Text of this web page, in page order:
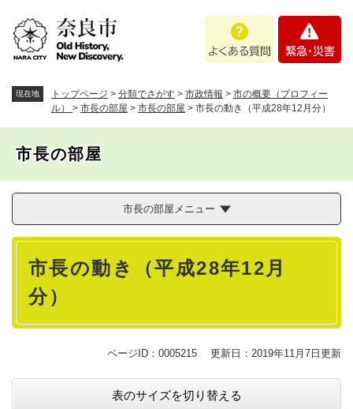
あ
問
・
現在地 トップページ > 分類でさがす > 市政情報 > 市の概要（プロフィー
ル） > 市長の部屋 > 市長の部屋 > 市長の動き（平成28年12月分）
市長の部屋
市長の部屋メニュー
本
市長の動き（平成28年12月
分）
ページID：0005215 更新日：2019年11月7日更新
表のサイズを切り替える